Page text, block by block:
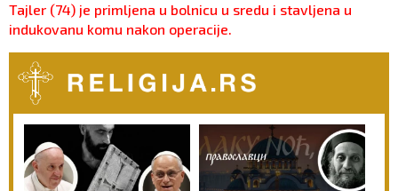
Tajler (74) je primljena u bolnicu u sredu i stavljena u
indukovanu komu nakon operacije.